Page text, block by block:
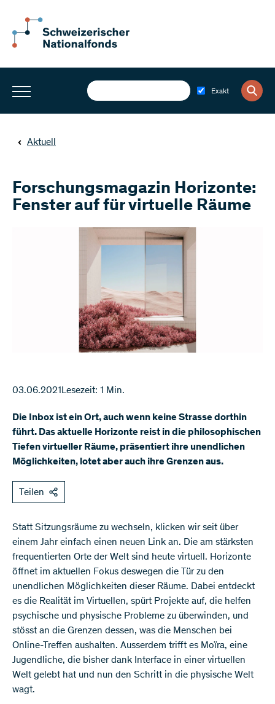
Exakt
Aktuell
Forschungsmagazin Horizonte:
Fenster auf für virtuelle Räume
03.06.2021 Lesezeit: 1 Min.
Die Inbox ist ein Ort, auch wenn keine Strasse dorthin
führt. Das aktuelle Horizonte reist in die philosophischen
Tiefen virtueller Räume, präsentiert ihre unendlichen
Möglichkeiten, lotet aber auch ihre Grenzen aus.
Teilen
Statt Sitzungsräume zu wechseln, klicken wir seit über
einem Jahr einfach einen neuen Link an. Die am stärksten
frequentierten Orte der Welt sind heute virtuell. Horizonte
öffnet im aktuellen Fokus deswegen die Tür zu den
unendlichen Möglichkeiten dieser Räume. Dabei entdeckt
es die Realität im Virtuellen, spürt Projekte auf, die helfen
psychische und physische Probleme zu überwinden, und
stösst an die Grenzen dessen, was die Menschen bei
Online-Treffen aushalten. Ausserdem trifft es Moïra, eine
Jugendliche, die bisher dank Interface in einer virtuellen
Welt gelebt hat und nun den Schritt in die physische Welt
wagt.